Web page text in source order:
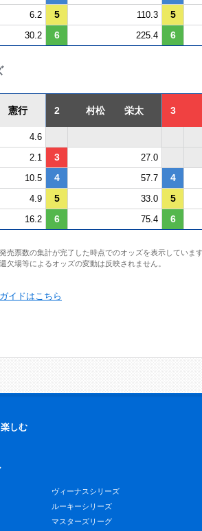
6.2 5 110.3
5
30.2 6 225.4 6
行 2 村松 栄太 3
4.6
2.1 3 27.0
10.5 4 57.7
4
4.9 5 33.0
5
16.2 6 75.4 6
売票数の集計が完了した時点でのオッズを表示していま
欠場等によるオッズの変動は反映されません。
イドはこちら
しむ
ヴィーナスシリーズ
ルーキーシリーズ
マスターズリーグ